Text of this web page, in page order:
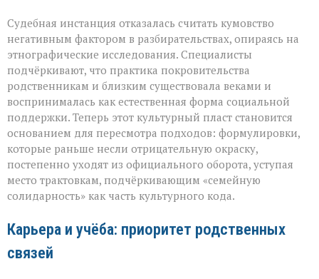
Судебная инстанция отказалась считать кумовство
негативным фактором в разбирательствах, опираясь на
этнографические исследования. Специалисты
подчёркивают, что практика покровительства
родственникам и близким существовала веками и
воспринималась как естественная форма социальной
поддержки. Теперь этот культурный пласт становится
основанием для пересмотра подходов: формулировки,
которые раньше несли отрицательную окраску,
постепенно уходят из официального оборота, уступая
место трактовкам, подчёркивающим «семейную
солидарность» как часть культурного кода.
Карьера и учёба: приоритет родственных
связей